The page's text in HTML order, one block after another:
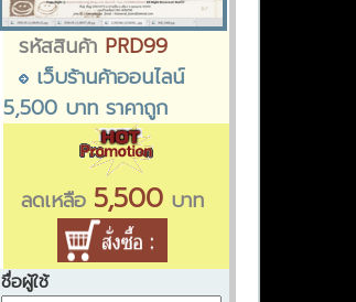
รหัสสินค้า PRD99
เว็บร้านค้าออนไลน์
5,500 บาท ราคาถูก
ลดเหลือ 5,500บาท
ชื่อผู้ใช้